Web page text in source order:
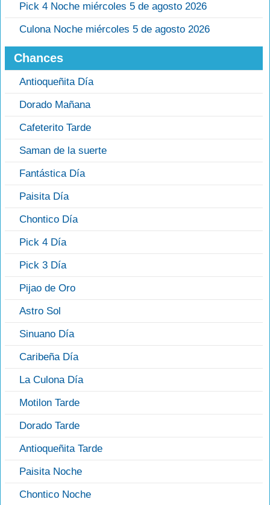
Pick 4 Noche miércoles 5 de agosto 2026
Culona Noche miércoles 5 de agosto 2026
Chances
Antioqueñita Día
Dorado Mañana
Cafeterito Tarde
Saman de la suerte
Fantástica Día
Paisita Día
Chontico Día
Pick 4 Día
Pick 3 Día
Pijao de Oro
Astro Sol
Sinuano Día
Caribeña Día
La Culona Día
Motilon Tarde
Dorado Tarde
Antioqueñita Tarde
Paisita Noche
Chontico Noche